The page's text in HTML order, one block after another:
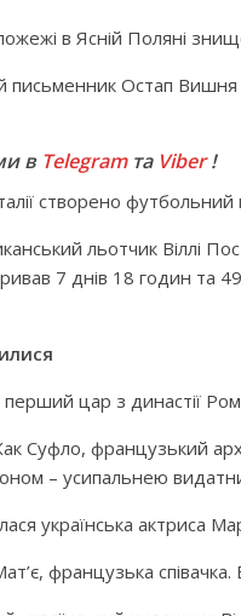
в Ясній Поляні
письменник Остап Вишня
в Telegramта Viber!
створено футбольний
льотчик Віллі
7 днів 18 годин та
цар з династії
Суфло, французький
– усипальнею
українська актриса
французька